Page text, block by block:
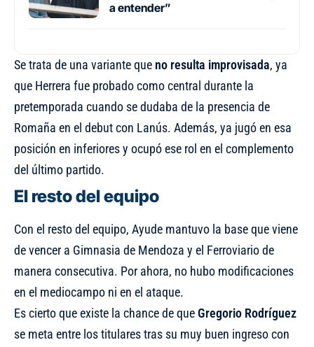
a entender”
Se trata de una variante que no resulta improvisada, ya
que Herrera fue probado como central durante la
pretemporada cuando se dudaba de la presencia de
Romaña en el debut con Lanús. Además, ya jugó en esa
posición en inferiores y ocupó ese rol en el complemento
del último partido.
El resto del equipo
Con el resto del equipo, Ayude mantuvo la base que viene
de vencer a Gimnasia de Mendoza y el Ferroviario de
manera consecutiva. Por ahora, no hubo modificaciones
en el mediocampo ni en el ataque.
Es cierto que existe la chance de queGregorio Rodríguez
se meta entre los titulares tras su muy buen ingreso con